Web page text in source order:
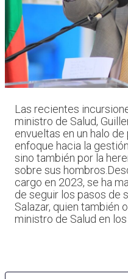
Las recientes
ministro de Salud,
envueltas en un halo
enfoque hacia la
sino también por la
sobre sus
cargo en 2023, se ha
de seguir los pasos de
Salazar, quien también
ministro de Salud en